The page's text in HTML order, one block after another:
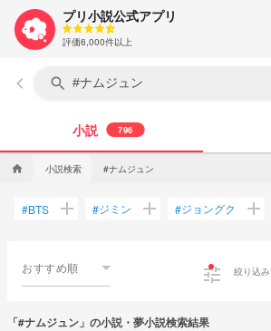
プリ小説公式アプリ
評価6,000件以上
keyboard_arrow_left search
小説 796
home 小説検索 #ナムジュン
#BTS add #ジミン add #ジョングク add
おすすめ順 tune 絞り込み
「#ナムジュン」の小説・夢小説検索結果